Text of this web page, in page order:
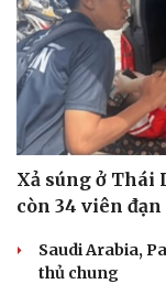
Xả súng ở Thái
còn 34 viên
Saudi Arabia,
thủ chung